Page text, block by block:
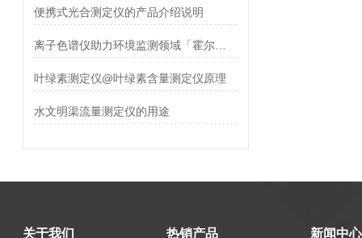
便携式光合测定仪的产品介绍说明
叶绿素测定仪@叶绿素含量测定仪原理
水文明渠流量测定仪的用途
关于我们 热销产品 新闻中心